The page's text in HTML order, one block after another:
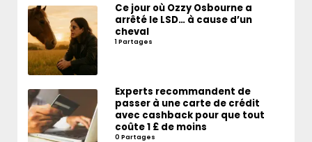
Ce jour où Ozzy Osbourne a
arrêté le LSD… à cause d’un
cheval
1 Partages
Experts recommandent de
passer à une carte de crédit
avec cashback pour que tout
coûte 1 £ de moins
0 Partages